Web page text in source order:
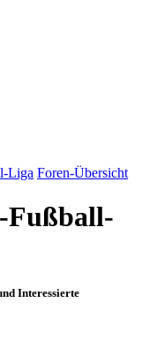
Liga Foren-Übersicht
Fußball-
Interessierte